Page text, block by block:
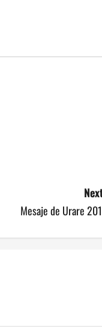
Mesaje de Urare